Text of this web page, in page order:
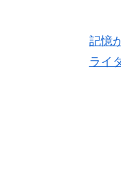
記憶
ライ